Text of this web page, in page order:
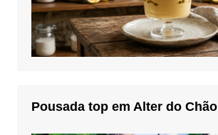
Pousada top em Alter do Chão